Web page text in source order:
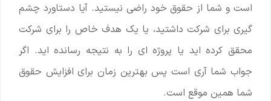
است و شما از حقوق خود راضی نیستید. آیا دستاورد چشم
گیری برای شرکت داشتید، یا یک هدف خاص را برای شرکت
محقق کرده اید یا پروژه ای را به نتیجه رسانده اید. اگر
جواب شما آری است پس بهترین زمان برای افزایش حقوق
شما همین موقع است.